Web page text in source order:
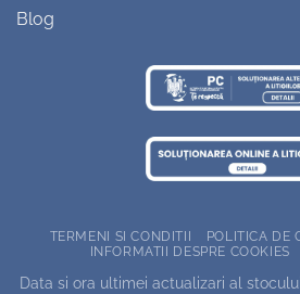
Blog
TERMENI SI CONDITII
POLITICA DE
INFORMATII DESPRE COOKIES
Data si ora ultimei actualizari al